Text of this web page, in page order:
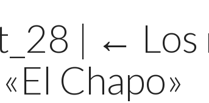
| ←
Chapo»